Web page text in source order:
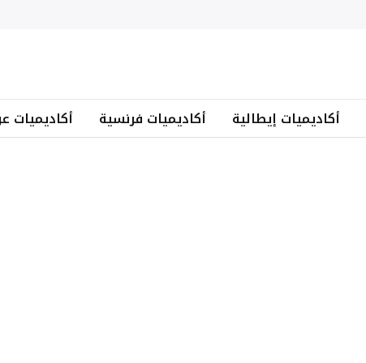
أكاديميات إيطالية أكاديميات فرنسية أكاديميات